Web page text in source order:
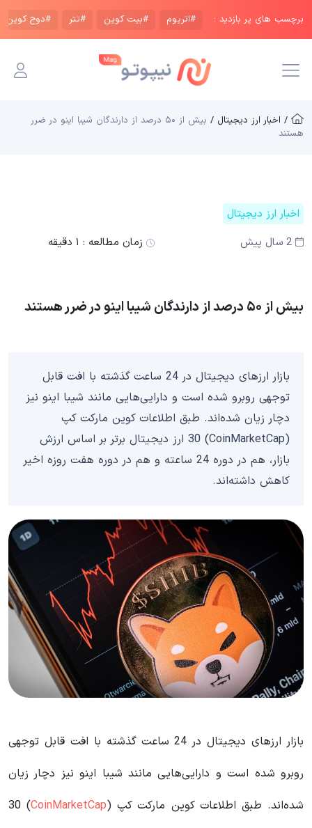
برچسب های پر بازدید : #اتریوم #بیت کوین #تتر #دوج کوین
/ اخبار ارز دیجیتال /
بیش از ۵۰ درصد از دارندگان شیبا اینو در ضرر
هستند
اخبار ارز دیجیتال
2 سال پیش
زمان مطالعه : ۱ دقیقه
بیش از ۵۰ درصد از دارندگان شیبا اینو در ضرر هستند
بازار ارزهای دیجیتال در 24 ساعت گذشته با افت قابل
توجهی روبرو شده است و دارایی‌هایی مانند شیبا اینو نیز
دچار زیان شده‌اند. طبق اطلاعات کوین مارکت کپ
(CoinMarketCap) 30 ارز دیجیتال برتر بر اساس ارزش
بازار، هم در دوره 24 ساعته و هم در دوره هفت روزه اخیر
کاهش داشته‌اند.
بازار ارزهای دیجیتال در 24 ساعت گذشته با افت قابل توجهی
روبرو شده است و دارایی‌هایی مانند شیبا اینو نیز دچار زیان
شده‌اند. طبق اطلاعات کوین مارکت کپ (CoinMarketCap
) 30